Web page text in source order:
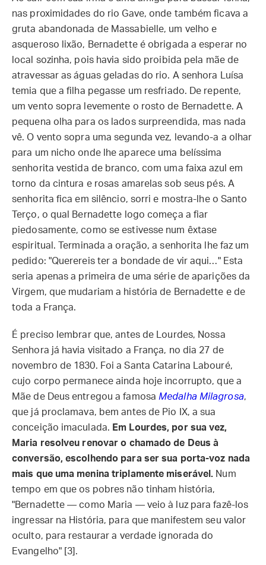
nas proximidades do rio Gave, onde também ficava a
gruta abandonada de Massabielle, um velho e
asqueroso lixão, Bernadette é obrigada a esperar no
local sozinha, pois havia sido proibida pela mãe de
atravessar as águas geladas do rio. A senhora Luísa
temia que a filha pegasse um resfriado. De repente,
um vento sopra levemente o rosto de Bernadette. A
pequena olha para os lados surpreendida, mas nada
vê. O vento sopra uma segunda vez, levando-a a olhar
para um nicho onde lhe aparece uma belíssima
senhorita vestida de branco, com uma faixa azul em
torno da cintura e rosas amarelas sob seus pés. A
senhorita fica em silêncio, sorri e mostra-lhe o Santo
Terço, o qual Bernadette logo começa a fiar
piedosamente, como se estivesse num êxtase
espiritual. Terminada a oração, a senhorita lhe faz um
pedido: "Querereis ter a bondade de vir aqui…" Esta
seria apenas a primeira de uma série de aparições da
Virgem, que mudariam a história de Bernadette e de
toda a França.
É preciso lembrar que, antes de Lourdes, Nossa
Senhora já havia visitado a França, no dia 27 de
novembro de 1830. Foi a Santa Catarina Labouré,
cujo corpo permanece ainda hoje incorrupto, que a
Mãe de Deus entregou a famosa Medalha Milagrosa,
que já proclamava, bem antes de Pio IX, a sua
conceição imaculada. Em Lourdes, por sua vez,
Maria resolveu renovar o chamado de Deus à
conversão, escolhendo para ser sua porta-voz nada
mais que uma menina triplamente miserável. Num
tempo em que os pobres não tinham história,
"Bernadette — como Maria — veio à luz para fazê-los
ingressar na História, para que manifestem seu valor
oculto, para restaurar a verdade ignorada do
Evangelho" [3].